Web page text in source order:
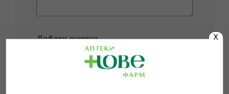
X
Добави снимки
Препоръчвам продукта